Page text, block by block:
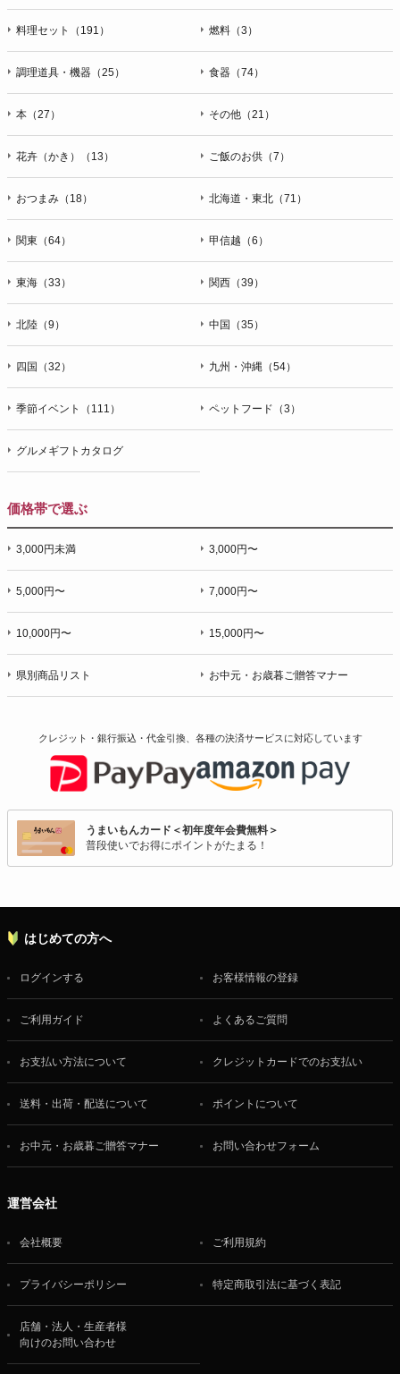
料理セット（191） 燃料（3）
調理道具・機器（25） 食器（74）
本（27） その他（21）
花卉（かき）（13） ご飯のお供（7）
おつまみ（18） 北海道・東北（71）
関東（64） 甲信越（6）
東海（33） 関西（39）
北陸（9） 中国（35）
四国（32） 九州・沖縄（54）
季節イベント（111） ペットフード（3）
グルメギフトカタログ
価格帯で選ぶ
3,000円未満 3,000円〜
5,000円〜 7,000円〜
10,000円〜 15,000円〜
県別商品リスト お中元・お歳暮ご贈答マナー
クレジット・銀行振込・代金引換、各種の決済サービスに対応しています
うまいもんカード＜初年度年会費無料＞
普段使いでお得にポイントがたまる！
はじめての方へ
ログインする お客様情報の登録
ご利用ガイド よくあるご質問
お支払い方法について クレジットカードでのお支払い
送料・出荷・配送について ポイントについて
お中元・お歳暮ご贈答マナー お問い合わせフォーム
運営会社
会社概要 ご利用規約
プライバシーポリシー 特定商取引法に基づく表記
店舗・法人・生産者様
向けのお問い合わせ